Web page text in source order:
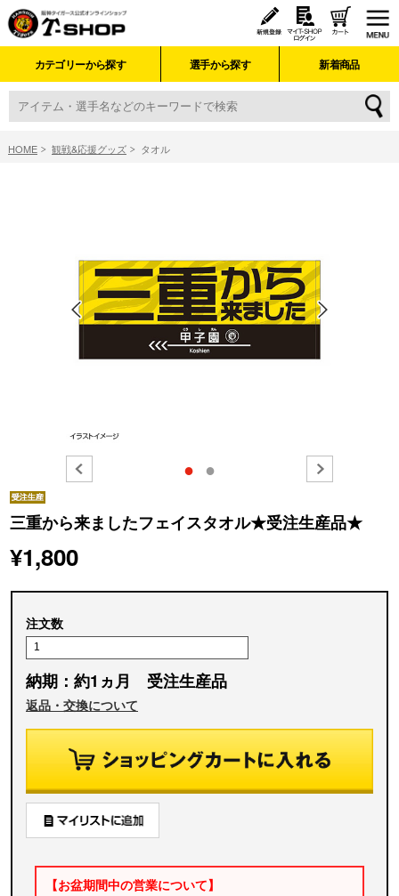
カテゴリーから探す 選手から探す 新着商品
HOME 観戦&応援グッズ タオル
● ●
三重から来ましたフェイスタオル★受注生産品★
¥1,800
注文数
納期：約1ヵ月 受注生産品
返品・交換について
【お盆期間中の営業について】